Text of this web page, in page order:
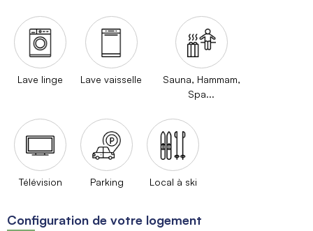
Lave linge Lave vaisselle
Sauna, Hammam,
Spa...
Télévision Parking Local à ski
Configuration de votre logement